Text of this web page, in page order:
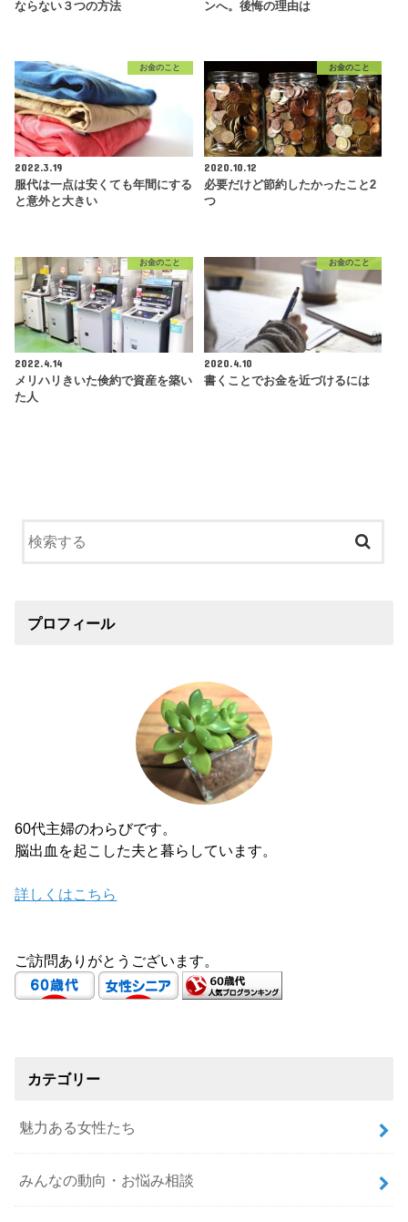
ならない３つの方法 ンへ。後悔の理由は
お金のこと
2022.3.19
服代は一点は安くても年間にする
と意外と大きい
お金のこと
2020.10.12
必要だけど節約したかったこと2
つ
お金のこと
2022.4.14
メリハリきいた倹約で資産を築い
た人
お金のこと
2020.4.10
書くことでお金を近づけるには
プロフィール
60代主婦のわらびです。
脳出血を起こした夫と暮らしています。
詳しくはこちら
ご訪問ありがとうございます。
カテゴリー
魅力ある女性たち
みんなの動向・お悩み相談